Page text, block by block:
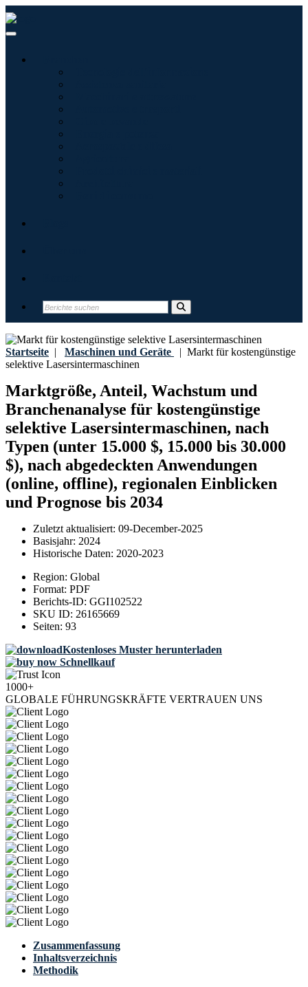
Startseite | Maschinen und Geräte | Markt für kostengünstige
selektive Lasersintermaschinen
Marktgröße, Anteil, Wachstum und
Branchenanalyse für kostengünstige
selektive Lasersintermaschinen, nach
Typen (unter 15.000 $, 15.000 bis 30.000
$), nach abgedeckten Anwendungen
(online, offline), regionalen Einblicken
und Prognose bis 2034
Zuletzt aktualisiert: 09-December-2025
Basisjahr: 2024
Historische Daten: 2020-2023
Region: Global
Format: PDF
Berichts-ID: GGI102522
SKU ID: 26165669
Seiten: 93
Kostenloses Muster herunterladen
Schnellkauf
1000+
GLOBALE FÜHRUNGSKRÄFTE VERTRAUEN UNS
Zusammenfassung
Inhaltsverzeichnis
Methodik